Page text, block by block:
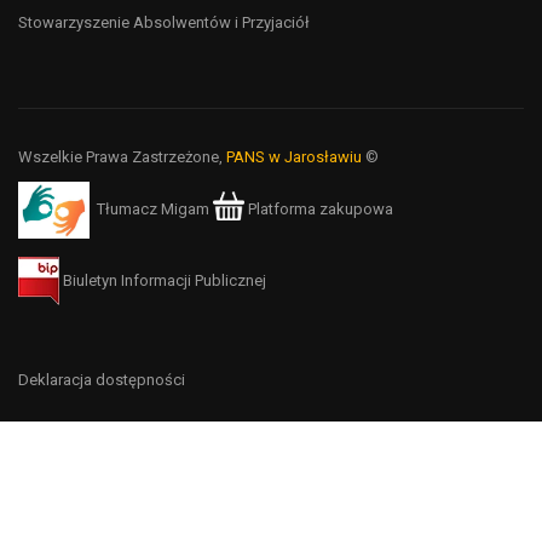
Stowarzyszenie Absolwentów i Przyjaciół
Wszelkie Prawa Zastrzeżone, PANS w Jarosławiu ©
Tłumacz Migam Platforma zakupowa
Biuletyn Informacji Publicznej
Deklaracja dostępności